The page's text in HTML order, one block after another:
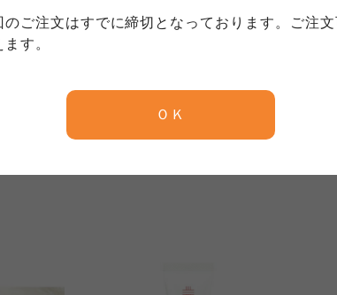
のご注文はすでに締切となっております。ご注
す。
ＯＫ
リーム&リ
ためのハンドクリームギ
本体2,500円
薬
ください。なお、クチコミ投稿については、利
大阪いずみ市民生協 わかやま市民
個人情報保護方針」については各生協のボタン
ならコープ
について」については各生協のボタンをクリッ